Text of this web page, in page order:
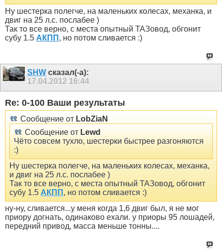
Ну шестерка полегче, на маленьких колесах, механка, и
двиг на 25 л.с. послабее )
Так то все верно, с места опытный ТАЗовод, обгонит
субу 1.5 АКПП , но потом сливается :)
SHW сказал(-а):
17.04.2012 16:44
Re: 0-100 Ваши результаты
Сообщение от LobZiaN
Сообщение от Lewd
Чёто совсем тухло, шестерки быстрее разгоняются
:)
Ну шестерка полегче, на маленьких колесах, механка,
и двиг на 25 л.с. послабее )
Так то все верно, с места опытный ТАЗовод, обгонит
субу 1.5 АКПП , но потом сливается :)
ну-ну, сливается...у меня когда 1,6 двиг был, я не мог
приору догнать, одинаково ехали. у приоры 95 лошадей,
передний привод, масса меньше тонны....